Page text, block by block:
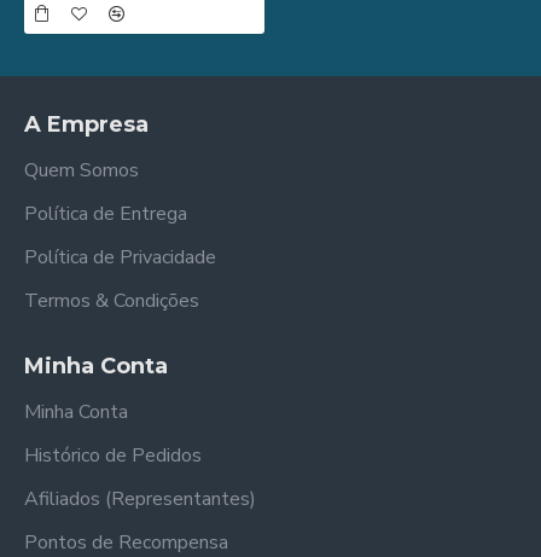
A Empresa
Quem Somos
Política de Entrega
Política de Privacidade
Termos & Condições
Minha Conta
Minha Conta
Histórico de Pedidos
Afiliados (Representantes)
Pontos de Recompensa